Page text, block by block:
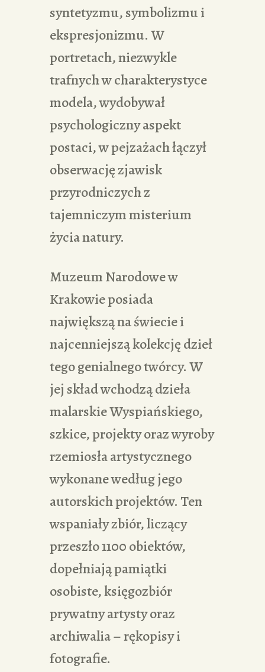
syntetyzmu, symbolizmu i
ekspresjonizmu. W
portretach, niezwykle
trafnych w charakterystyce
modela, wydobywał
psychologiczny aspekt
postaci, w pejzażach łączył
obserwację zjawisk
przyrodniczych z
tajemniczym misterium
życia natury.
Muzeum Narodowe w
Krakowie posiada
największą na świecie i
najcenniejszą kolekcję dzieł
tego genialnego twórcy. W
jej skład wchodzą dzieła
malarskie Wyspiańskiego,
szkice, projekty oraz wyroby
rzemiosła artystycznego
wykonane według jego
autorskich projektów. Ten
wspaniały zbiór, liczący
przeszło 1100 obiektów,
dopełniają pamiątki
osobiste, księgozbiór
prywatny artysty oraz
archiwalia – rękopisy i
fotografie.